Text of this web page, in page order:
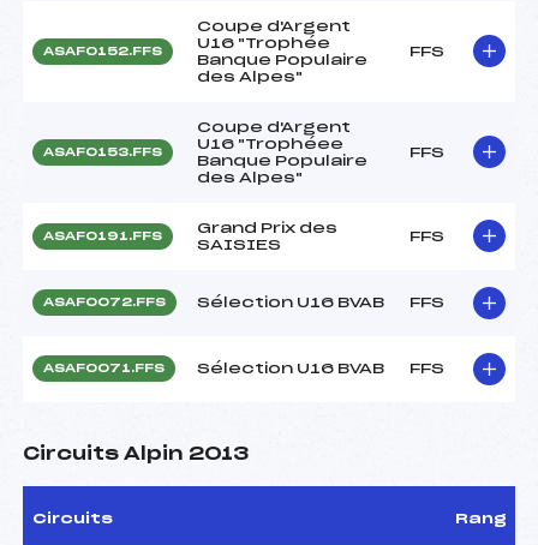
ASAF0152.FFS
Coupe d'Argent
U16 "Trophée
Banque Populaire
des Alpes"
FFS
ASAF0153.FFS
Coupe d'Argent
U16 "Trophéee
Banque Populaire
des Alpes"
FFS
ASAF0191.FFS
Grand Prix des
SAISIES
FFS
ASAF0072.FFS Sélection U16 BVAB FFS
ASAF0071.FFS Sélection U16 BVAB FFS
Circuits Alpin 2013
Circuits Rang